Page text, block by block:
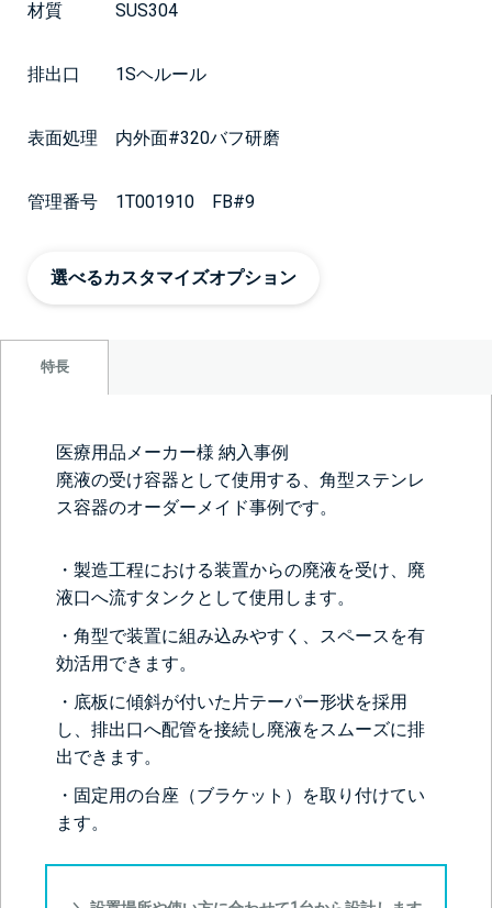
材質 SUS304
排出口 1Sヘルール
表面処理 内外面#320バフ研磨
管理番号 1T001910 FB#9
選べるカスタマイズオプション
特長
医療用品メーカー様 納入事例
廃液の受け容器として使用する、角型ステンレ
ス容器のオーダーメイド事例です。
・製造工程における装置からの廃液を受け、廃
液口へ流すタンクとして使用します。
・角型で装置に組み込みやすく、スペースを有
効活用できます。
・底板に傾斜が付いた片テーパー形状を採用
し、排出口へ配管を接続し廃液をスムーズに排
出できます。
・固定用の台座（ブラケット）を取り付けてい
ます。